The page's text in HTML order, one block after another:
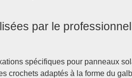
par le
spécifiques pour panneaux
crochets adaptés à la forme du